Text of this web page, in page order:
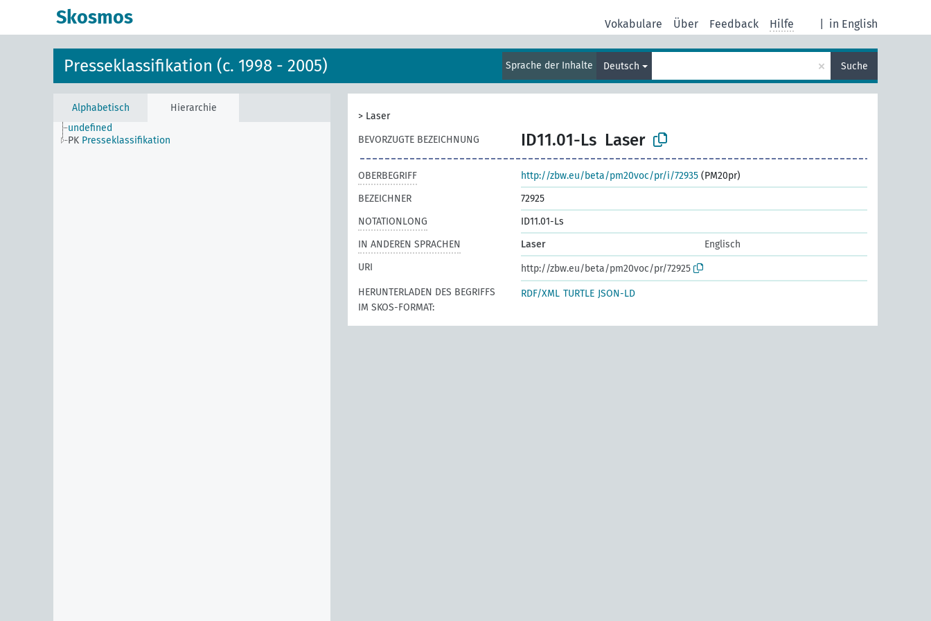
Skosmos in English
Vokabulare Über Feedback Hilfe
Presseklassifikation (c. 1998 - 2005) Sprache der Inhalte Deutsch × Suche
Alphabetisch
Hierarchie
undefined
PK Presseklassifikation
> Laser
BEVORZUGTE BEZEICHNUNG
ID11.01-Ls Laser
OBERBEGRIFF http://zbw.eu/beta/pm20voc/pr/i/72935 (PM20pr)
BEZEICHNER
72925
NOTATIONLONG
ID11.01-Ls
IN ANDEREN SPRACHEN
Laser
Englisch
URI
http://zbw.eu/beta/pm20voc/pr/72925
HERUNTERLADEN DES BEGRIFFS
IM SKOS-FORMAT:
RDF/XML TURTLE JSON-LD